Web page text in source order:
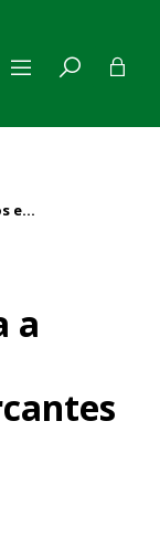
Giro Distrital: veja a retrospectiva dos eventos mais marcantes de 2023 na CLDF
a